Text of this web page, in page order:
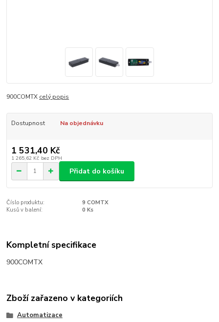
900COMTX celý popis
Dostupnost Na objednávku
1 531,40 Kč
1 265,62 Kč bez DPH
Přidat do košíku
Číslo produktu:
9 COMTX
Kusů v balení:
0 Ks
Kompletní specifikace
900COMTX
Zboží zařazeno v kategoriích
Automatizace